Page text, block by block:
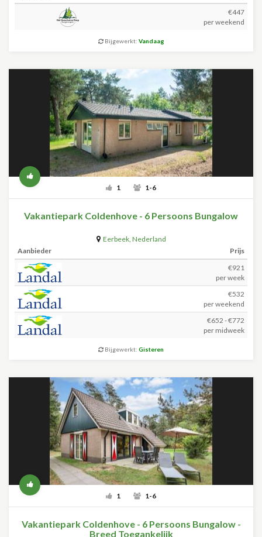
€447
per weekend
Bijgewerkt: Vandaag
1 1-6
Vakantiepark Coldenhove - 6 Persoons Bungalow
Eerbeek, Nederland
Aanbieder
Prijs
€921
per week
€532
per weekend
€652 - €772
per midweek
Bijgewerkt: Gisteren
1 1-6
Vakantiepark Coldenhove - 6 Persoons Bungalow -
Breed Toegankelijk